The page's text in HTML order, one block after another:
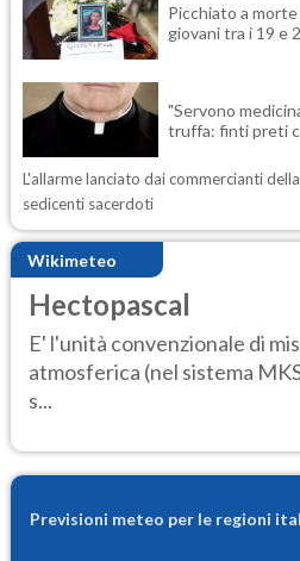
Picchiato a
giovani tra i 19 e
"Servono
truffa: finti preti
L'allarme lanciato dai commercianti
sedicenti sacerdoti
Wikimeteo
Hectopascal
E' l'unità convenzionale di
atmosferica (nel sistema
s...
Previsioni meteo per le regioni